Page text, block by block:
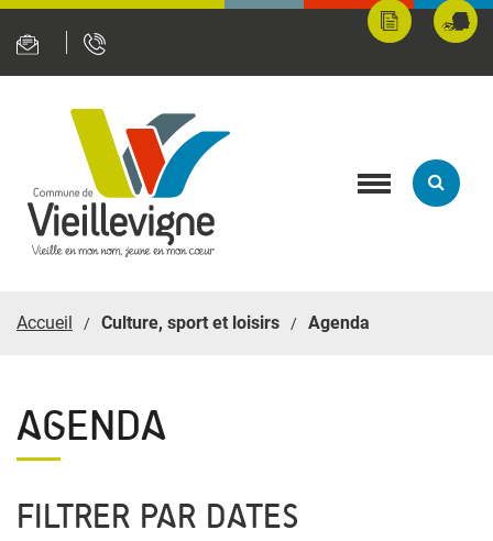
Mes
démarches
Toggle
Accueil Culture, sport et loisirs Agenda
AGENDA
FILTRER PAR DATES
Panneau de gestion des cookies